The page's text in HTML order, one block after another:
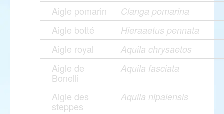
Aigle pomarin Clanga pomarina
Aigle botté Hieraaetus pennata
Aigle royal Aquila chrysaetos
Aigle de
Bonelli
Aquila fasciata
Aigle des
steppes
Aquila nipalensis